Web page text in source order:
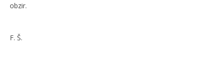
obzir.
F. Š.